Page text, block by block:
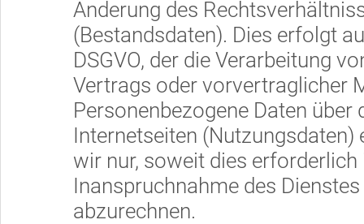
Änderung des
(Bestandsdaten). Dies erfolgt
DSGVO, der die Verarbeitung
Vertrags oder vorvertraglicher
Personenbezogene Daten
Internetseiten (Nutzungsdaten)
wir nur, soweit dies
Inanspruchnahme des
abzurechnen.